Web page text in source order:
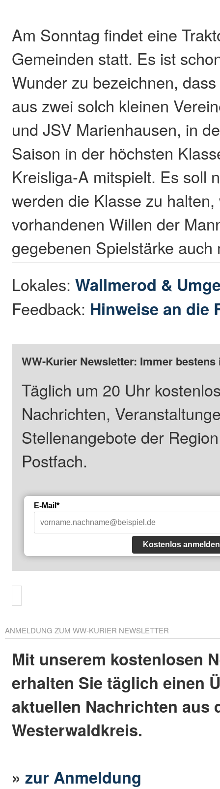
Am Sonntag findet eine
Gemeinden statt. Es ist
Wunder zu bezeichnen,
aus zwei solch kleinen
und JSV Marienhausen, in
Saison in der höchsten
Kreisliga-A mitspielt. Es soll
werden die Klasse zu
vorhandenen Willen der
gegebenen Spielstärke auch
Lokales:Wallmerod &
Feedback: Hinweise an die
WW-Kurier Newsletter: Immer
Täglich um 20 Uhr
Nachrichten,
Stellenangebote der
Postfach.
E-Mail*
Kostenlos anmelden
ANMELDUNG ZUM WW-KURIER NEWSLETTER
Mit unserem kostenlosen
erhalten Sie täglich einen
aktuellen Nachrichten aus
Westerwaldkreis.
»zur Anmeldung